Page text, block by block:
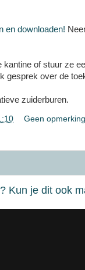
en downloaden!
kantine of stuur ze
gesprek over de
zuiderburen.
Geen
Kun je dit ook